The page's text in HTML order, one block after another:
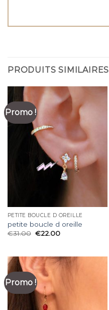
PRODUITS SIMILAIRES
Promo !
PETITE BOUCLE D OREILLE
petite boucle d oreille
€31.00 €22.00
Promo !